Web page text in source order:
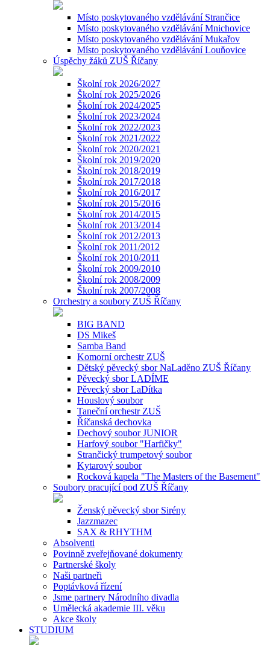
Místo poskytovaného vzdělávání Strančice
Místo poskytovaného vzdělávání Mnichovice
Místo poskytovaného vzdělávání Mukařov
Místo poskytovaného vzdělávání Louňovice
Úspěchy žáků ZUŠ Říčany
Školní rok 2026/2027
Školní rok 2025/2026
Školní rok 2024/2025
Školní rok 2023/2024
Školní rok 2022/2023
Školní rok 2021/2022
Školní rok 2020/2021
Školní rok 2019/2020
Školní rok 2018/2019
Školní rok 2017/2018
Školní rok 2016/2017
Školní rok 2015/2016
Školní rok 2014/2015
Školní rok 2013/2014
Školní rok 2012/2013
Školní rok 2011/2012
Školní rok 2010/2011
Školní rok 2009/2010
Školní rok 2008/2009
Školní rok 2007/2008
Orchestry a soubory ZUŠ Říčany
BIG BAND
DS Mikeš
Samba Band
Komorní orchestr ZUŠ
Dětský pěvecký sbor NaLaděno ZUŠ Říčany
Pěvecký sbor LADÍME
Pěvecký sbor LaDítka
Houslový soubor
Taneční orchestr ZUŠ
Říčanská dechovka
Dechový soubor JUNIOR
Harfový soubor "Harfičky"
Strančický trumpetový soubor
Kytarový soubor
Rocková kapela "The Masters of the Basement"
Soubory pracující pod ZUŠ Říčany
Ženský pěvecký sbor Sirény
Jazzmazec
SAX & RHYTHM
Absolventi
Povinně zveřejňované dokumenty
Partnerské školy
Naši partneři
Poptávková řízení
Jsme partnery Národního divadla
Umělecká akademie III. věku
Akce školy
STUDIUM